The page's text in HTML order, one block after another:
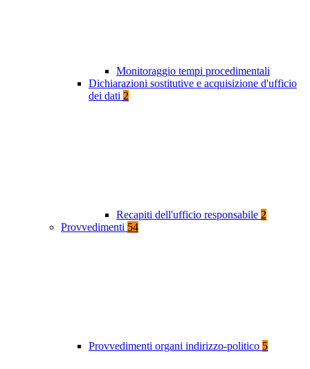
Monitoraggio tempi procedimentali
Dichiarazioni sostitutive e acquisizione d'ufficio
dei dati 2
Recapiti dell'ufficio responsabile 2
Provvedimenti 54
Provvedimenti organi indirizzo-politico 5